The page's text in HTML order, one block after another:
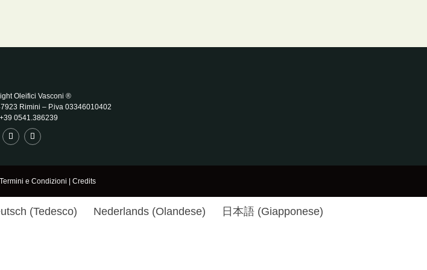
Oleifici Vasconi ®
Rimini – P.iva 03346010402
0541.386239
Termini e Condizioni | Credits
(Tedesco) Nederlands(Olandese) 日本語 (Giapponese)